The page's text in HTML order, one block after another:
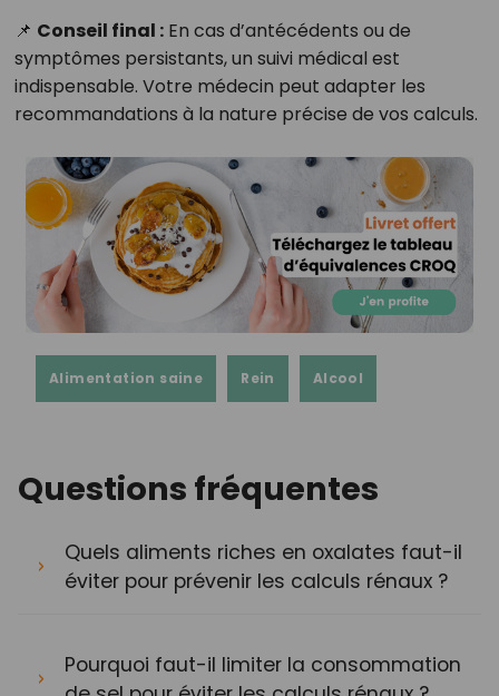
📌 Conseil final :En cas d’antécédents ou de
symptômes persistants, un suivi médical est
indispensable. Votre médecin peut adapter les
recommandations à la nature précise de vos calculs.
Alimentation saine Rein Alcool
Questions fréquentes
Quels aliments riches en oxalates faut-il
éviter pour prévenir les calculs rénaux ?
Pourquoi faut-il limiter la consommation